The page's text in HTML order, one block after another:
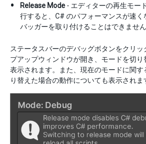
Release Mode - エディターの再生モー
行すると、C# のパフォーマンスが速
バッガーを取り付けることはできません
ステータスバーのデバッグボタンをクリッ
プアップウィンドウが開き、モードを切
表示されます。また、現在のモードに関
り替えた場合の動作についても表示されま